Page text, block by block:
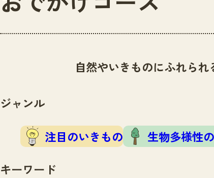
自然やいきものにふれら
ジャンル
注目のいきもの 生物多様性
キーワード